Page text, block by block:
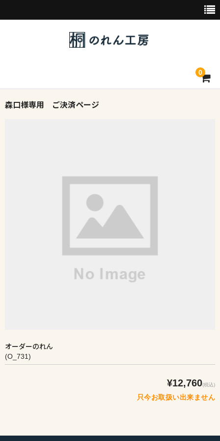
0
トップページ
森口様専用 ご決済ページ
オーダーのれん
(O_731)
¥12,760(税込)
只今お取扱い出来ません